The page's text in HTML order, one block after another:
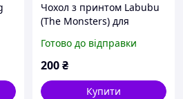
Чохол з принтом Labubu
(The Monsters) для
Готово до відправки
200₴
Купити